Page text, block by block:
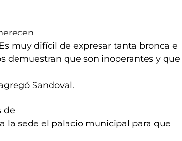
muy difícil de expresar tanta bronca e
demuestran que son inoperantes y que
Sandoval.
de
la sede el palacio municipal para que